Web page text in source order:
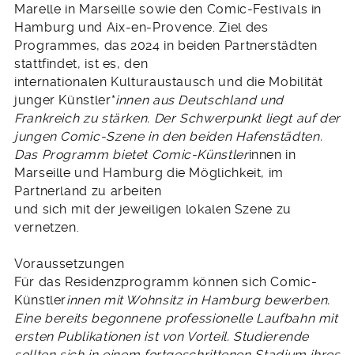
Marelle in Marseille sowie den Comic-Festivals in
Hamburg und Aix-en-Provence. Ziel des
Programmes, das 2024 in beiden Partnerstädten
stattfindet, ist es, den
internationalen Kulturaustausch und die Mobilität
junger Künstler*innen aus Deutschland und
Frankreich zu stärken. Der Schwerpunkt liegt auf der
jungen Comic-Szene in den beiden Hafenstädten.
Das Programm bietet Comic-Künstlerinnen in
Marseille und Hamburg die Möglichkeit, im
Partnerland zu arbeiten
und sich mit der jeweiligen lokalen Szene zu
vernetzen.
Voraussetzungen
Für das Residenzprogramm können sich Comic-
Künstlerinnen mit Wohnsitz in Hamburg bewerben.
Eine bereits begonnene professionelle Laufbahn mit
ersten Publikationen ist von Vorteil. Studierende